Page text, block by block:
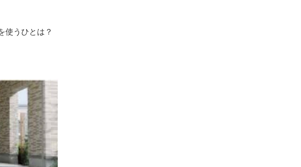
使うひとは？